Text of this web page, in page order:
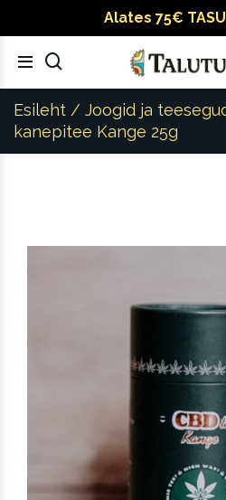
Alates 75€
Esileht / Joogid ja
kanepitee Kange 25g